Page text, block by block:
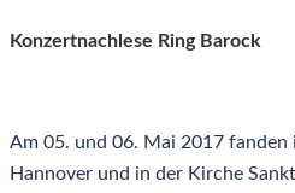
Konzertnachlese Ring Barock
Am 05. und 06. Mai 2017 fanden
Hannover und in der Kirche